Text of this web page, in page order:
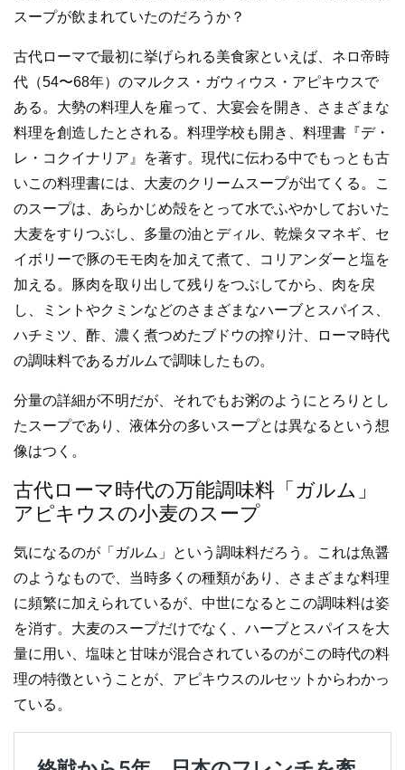
スープが飲まれていたのだろうか？
古代ローマで最初に挙げられる美食家といえば、ネロ帝時
代（54〜68年）のマルクス・ガウィウス・アピキウスで
ある。大勢の料理人を雇って、大宴会を開き、さまざまな
料理を創造したとされる。料理学校も開き、料理書『デ・
レ・コクイナリア』を著す。現代に伝わる中でもっとも古
いこの料理書には、大麦のクリームスープが出てくる。こ
のスープは、あらかじめ殻をとって水でふやかしておいた
大麦をすりつぶし、多量の油とディル、乾燥タマネギ、セ
イボリーで豚のモモ肉を加えて煮て、コリアンダーと塩を
加える。豚肉を取り出して残りをつぶしてから、肉を戻
し、ミントやクミンなどのさまざまなハーブとスパイス、
ハチミツ、酢、濃く煮つめたブドウの搾り汁、ローマ時代
の調味料であるガルムで調味したもの。
分量の詳細が不明だが、それでもお粥のようにとろりとし
たスープであり、液体分の多いスープとは異なるという想
像はつく。
古代ローマ時代の万能調味料「ガルム」
アピキウスの小麦のスープ
気になるのが「ガルム」という調味料だろう。これは魚醤
のようなもので、当時多くの種類があり、さまざまな料理
に頻繁に加えられているが、中世になるとこの調味料は姿
を消す。大麦のスープだけでなく、ハーブとスパイスを大
量に用い、塩味と甘味が混合されているのがこの時代の料
理の特徴ということが、アピキウスのルセットからわかっ
ている。